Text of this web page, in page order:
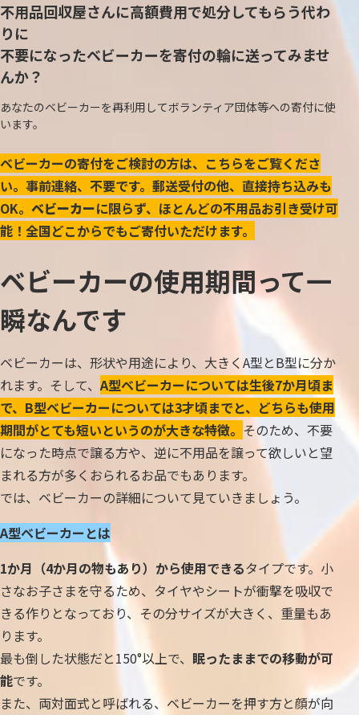
不用品回収屋さんに高額費用で処分してもらう代わ
りに
不要になったベビーカーを寄付の輪に送ってみませ
んか？
あなたのベビーカーを再利用してボランティア団体等への寄付に使
います。
ベビーカーの寄付をご検討の方は、こちらをご覧くださ
い。事前連絡、不要です。郵送受付の他、直接持ち込みも
OK。 ベビーカーに限らず、ほとんどの不用品お引き受け可
能！全国どこからでもご寄付いただけます。
ベビーカーの使用期間って一
瞬なんです
ベビーカーは、形状や用途により、大きくA型とB型に分か
れます。そして、A型ベビーカーについては生後7か月頃ま
で、B型ベビーカーについては3才頃までと、どちらも使用
期間がとても短いというのが大きな特徴。 そのため、不要
になった時点で譲る方や、逆に不用品を譲って欲しいと望
まれる方が多くおられるお品でもあります。
では、ベビーカーの詳細について見ていきましょう。
A型ベビーカーとは
1か月（4か月の物もあり）から使用できるタイプです。小
さなお子さまを守るため、タイヤやシートが衝撃を吸収で
きる作りとなっており、その分サイズが大きく、重量もあ
ります。
最も倒した状態だと150°以上で、 眠ったままでの移動が可
能です。
また、両対面式と呼ばれる、ベビーカーを押す方と顔が向